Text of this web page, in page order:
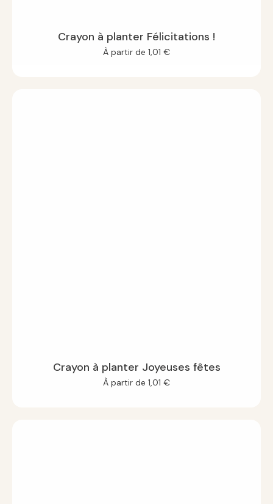
Crayon à planter Félicitations !
À partir de 1,01 €
Crayon à planter Joyeuses fêtes
À partir de 1,01 €